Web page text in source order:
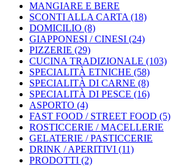
MANGIARE E BERE
SCONTI ALLA CARTA (18)
DOMICILIO (8)
GIAPPONESI / CINESI (24)
PIZZERIE (29)
CUCINA TRADIZIONALE (103)
SPECIALITÀ ETNICHE (58)
SPECIALITÀ DI CARNE (8)
SPECIALITÀ DI PESCE (16)
ASPORTO (4)
FAST FOOD / STREET FOOD (5)
ROSTICCERIE / MACELLERIE
GELATERIE / PASTICCERIE
DRINK / APERITIVI (11)
PRODOTTI (2)